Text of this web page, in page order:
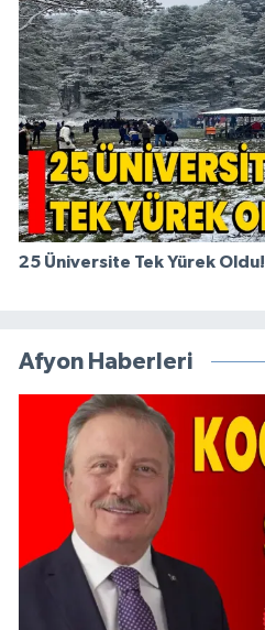
25 Üniversite Tek Yürek Oldu!
Afyon Haberleri